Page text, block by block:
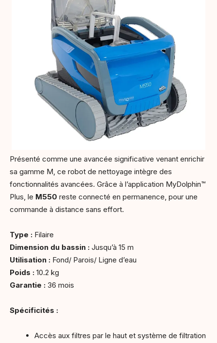
Présenté comme une avancée significative venant enrichir
sa gamme M, ce robot de nettoyage intègre des
fonctionnalités avancées. Grâce à l’application MyDolphin™
Plus, le M550 reste connecté en permanence, pour une
commande à distance sans effort.
Type : Filaire
Dimension du bassin : Jusqu’à 15 m
Utilisation : Fond/ Parois/ Ligne d’eau
Poids : 10.2 kg
Garantie : 36 mois
Spécificités :
Accès aux filtres par le haut et système de filtration